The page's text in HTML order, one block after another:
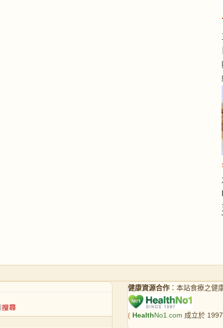
健康資源合作 ：本站食療之健
( HealthNo1.com 成立於